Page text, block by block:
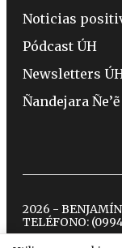
Noticias
Pódcast ÚH
Newsletters
Ñandejara Ñe’ẽ
2026 -
TELÉFONO: